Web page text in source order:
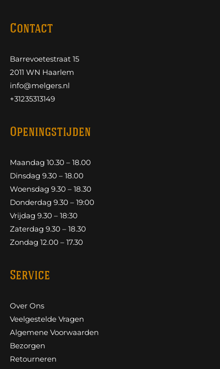
Contact
Barrevoetestraat 15
2011 WN Haarlem
info@melgers.nl
+31235313149
Openingstijden
Maandag 10.30 – 18.00
Dinsdag 9.30 – 18.00
Woensdag 9.30 – 18.30
Donderdag 9.30 – 19:00
Vrijdag 9.30 – 18:30
Zaterdag 9.30 – 18.30
Zondag 12.00 – 17.30
Service
Over Ons
Veelgestelde Vragen
Algemene Voorwaarden
Bezorgen
Retourneren